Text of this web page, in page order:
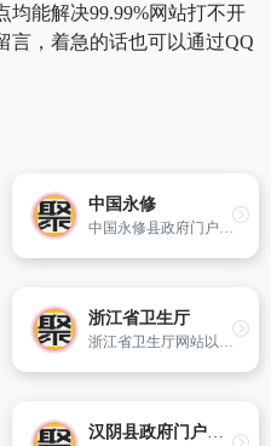
均能解决99.99%网站打不开
言，着急的话也可以通过QQ
中国永修
中国永修县政府门户网站是永修县主流政务及新闻信息平台和权威的对外宣传窗口。网站以宣传永修、服务本地经济社会发展和百姓生活为宗旨,突出永修区域特色。向广大用户提供包括网络新闻、政府信息、网上办事、分类信息、投资项目、旅游服务、生活保健、便民查询、等一系列服务,全方位传播永修资讯,多层次满足网
浙江省卫生厅
浙江省卫生厅网站以推进政务公开、提高行政效能、方便群众办事、加强对外宣传、接受社会监督为主,搭建起卫生政策信息发布、公众交流互动、舆论宣传引导的新平台。浙江省卫生厅网站主要开设了政策法规、公文发布、疫情通报、就医指南等一级栏目；同时开设了健康产品、资格证书、收费价格等数据库查询栏目,为社会
汉阴县政府门户网站